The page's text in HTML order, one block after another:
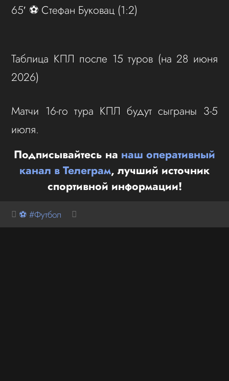
65′ ⚽️ Стефан Буковац (1:2)
Таблица КПЛ после 15 туров (на 28 июня
2026)
Матчи 16-го тура КПЛ будут сыграны 3-5
июля.
Подписывайтесь на наш оперативный
канал в Телеграм, лучший источник
спортивной информации!
⚽ #Футбол